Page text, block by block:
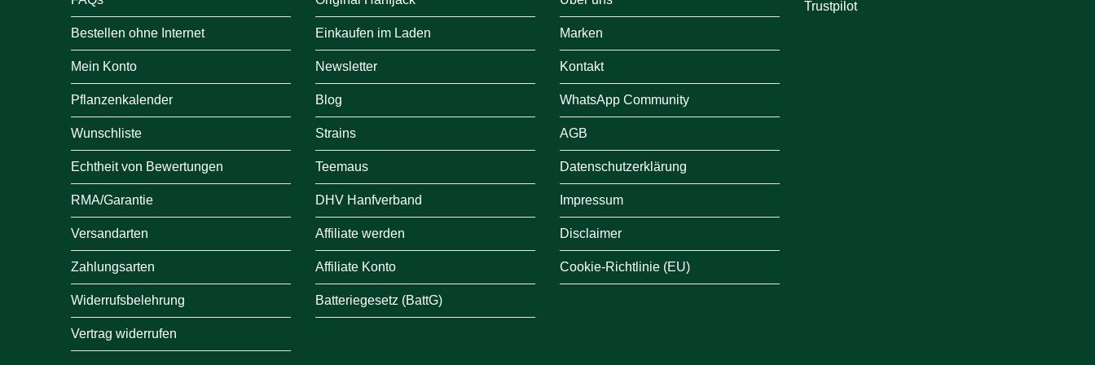
Bestellen ohne Internet
Mein Konto
Pflanzenkalender
Wunschliste
Echtheit von Bewertungen
RMA/Garantie
Versandarten
Zahlungsarten
Widerrufsbelehrung
Vertrag widerrufen
Einkaufen im Laden
Newsletter
Blog
Strains
Teemaus
DHV Hanfverband
Affiliate werden
Affiliate Konto
Batteriegesetz (BattG)
Marken
Kontakt
WhatsApp Community
AGB
Datenschutzerklärung
Impressum
Disclaimer
Cookie-Richtlinie (EU)
Trustpilot